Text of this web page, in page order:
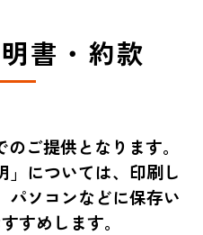
書・約款
ご提供となります。
」については、印刷し
パソコンなどに保存い
すめします。